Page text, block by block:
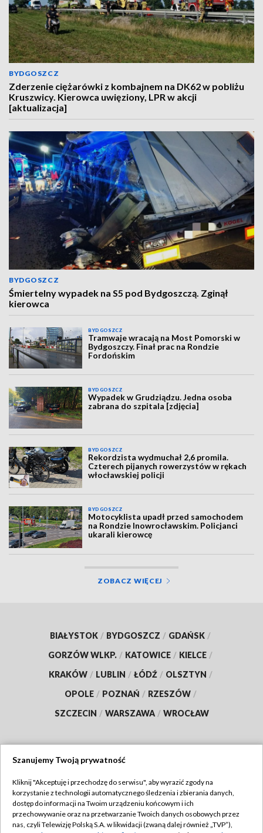
BYDGOSZCZ
Zderzenie ciężarówki z kombajnem na DK62 w pobliżu
Kruszwicy. Kierowca uwięziony, LPR w akcji
[aktualizacja]
BYDGOSZCZ
Śmiertelny wypadek na S5 pod Bydgoszczą. Zginął
kierowca
BYDGOSZCZ
Tramwaje wracają na Most Pomorski w
Bydgoszczy. Finał prac na Rondzie
Fordońskim
BYDGOSZCZ
Wypadek w Grudziądzu. Jedna osoba
zabrana do szpitala [zdjęcia]
BYDGOSZCZ
Rekordzista wydmuchał 2,6 promila.
Czterech pijanych rowerzystów w rękach
włocławskiej policji
BYDGOSZCZ
Motocyklista upadł przed samochodem
na Rondzie Inowrocławskim. Policjanci
ukarali kierowcę
ZOBACZ WIĘCEJ
BIAŁYSTOK / BYDGOSZCZ / GDAŃSK /
GORZÓW WLKP. / KATOWICE / KIELCE /
KRAKÓW / LUBLIN / ŁÓDŹ / OLSZTYN /
OPOLE / POZNAŃ / RZESZÓW /
SZCZECIN / WARSZAWA / WROCŁAW
TVP
Abonament TVP
Regulamin TVP
Szanujemy Twoją prywatność
Kliknij "Akceptuję i przechodzę do serwisu", aby wyrazić zgody na
korzystanie z technologii automatycznego śledzenia i zbierania danych,
dostęp do informacji na Twoim urządzeniu końcowym i ich
przechowywanie oraz na przetwarzanie Twoich danych osobowych przez
nas, czyli Telewizję Polską S.A. w likwidacji (zwaną dalej również „TVP”),